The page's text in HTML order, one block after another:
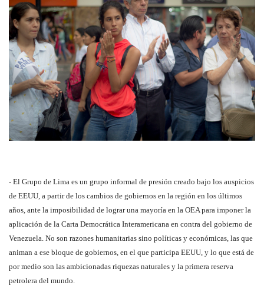
- El Grupo de Lima es un grupo informal de presión creado bajo los auspicios
de EEUU, a partir de los cambios de gobiernos en la región en los últimos
años, ante la imposibilidad de lograr una mayoría en la OEA para imponer la
aplicación de la Carta Democrática Interamericana en contra del gobierno de
Venezuela. No son razones humanitarias sino políticas y económicas, las que
animan a ese bloque de gobiernos, en el que participa EEUU, y lo que está de
por medio son las ambicionadas riquezas naturales y la primera reserva
petrolera del mundo.